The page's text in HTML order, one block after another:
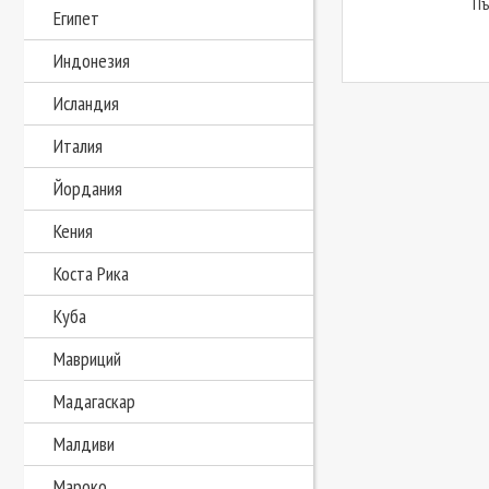
Египет
Индонезия
Исландия
Италия
Йордания
Кения
Коста Рика
Куба
Мавриций
Мадагаскар
Малдиви